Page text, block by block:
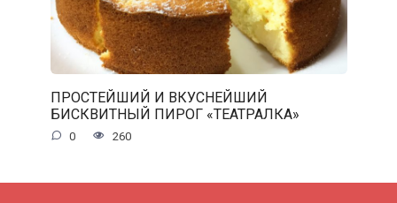
ПРОСТЕЙШИЙ И ВКУСНЕЙШИЙ
БИСКВИТНЫЙ ПИРОГ «ТЕАТРАЛКА»
0 260